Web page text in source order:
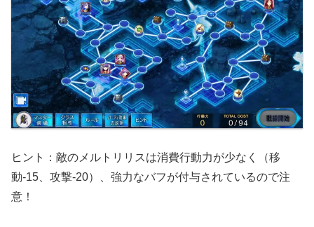
ヒント：敵のメルトリリスは消費行動力が少なく（移
動-15、攻撃-20）、強力なバフが付与されているので注
意！